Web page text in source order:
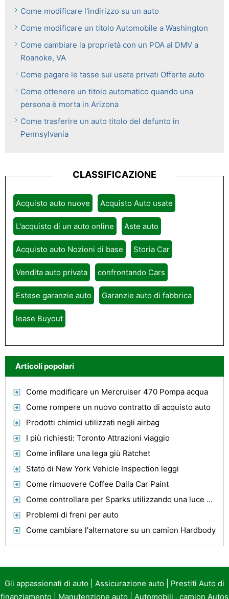
Come modificare l'indirizzo su un auto
Come modificare un titolo Automobile a Washington
Come cambiare la proprietà con un POA al DMV a
Roanoke, VA
Come pagare le tasse sui usate privati ​​Offerte auto
Come ottenere un titolo automatico quando una
persona è morta in Arizona
Come trasferire un auto titolo del defunto in
Pennsylvania
CLASSIFICAZIONE
Acquisto auto nuove Acquisto Auto usate
L'acquisto di un auto online Aste auto
Acquisto auto Nozioni di base Storia Car
Vendita auto privata confrontando Cars
Estese garanzie auto Garanzie auto di fabbrica
lease Buyout
Articoli popolari
Come modificare un Mercruiser 470 Pompa acqua
Come rompere un nuovo contratto di acquisto auto
Prodotti chimici utilizzati negli airbag
I più richiesti: Toronto Attrazioni viaggio
Come infilare una lega giù Ratchet
Stato di New York Vehicle Inspection leggi
Come rimuovere Coffee Dalla Car Paint
Come controllare per Sparks utilizzando una luce Timing
Problemi di freni per auto
Come cambiare l'alternatore su un camion Hardbody
Gli appassionati di auto Assicurazione auto
Prestiti Auto di
finanziamento
Manutenzione auto Automobili , camion Autos